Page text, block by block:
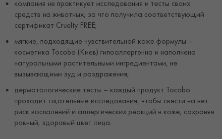
компания не практикует исследования и тесты своих
средств на животных, за что получила соответствующий
сертификат Cruelty FREE;
мягкие, подходящие чувствительной коже формулы –
косметика Tocobo (Киев) гипоаллергенна и наполнена
натуральными растительными ингредиентами, не
вызывающими зуд и раздражения;
дерматологические тесты – каждый продукт Tocobo
проходит тщательные исследования, чтобы свести на нет
риск воспалений и аллергических реакций н коже, сохраняя
ровный, здоровый цвет лица.